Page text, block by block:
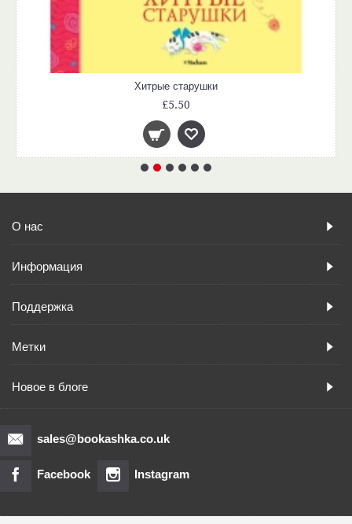
Хитрые старушки
£5.50
О нас
Информация
Поддержка
Метки
Новое в блоге
sales@bookashka.co.uk
Facebook Instagram